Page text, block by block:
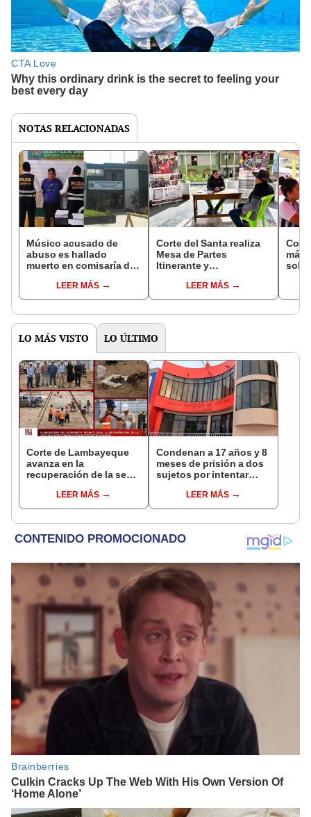
NOTAS RELACIONADAS
Músico acusado de
abuso es hallado
muerto en comisaría de
extrañas circunstancias
LEER MÁS
Corte del Santa realiza
Mesa de Partes
Itinerante y
distrito de Yanac
LEER MÁS
más
LO MÁS VISTO LO ÚLTIMO
Corte de Lambayeque
avanza en la
recuperación de la sede
LEER MÁS
Condenan a 17 años y 8
meses de prisión a dos
sujetos por intentar
SullanaLEER MÁS